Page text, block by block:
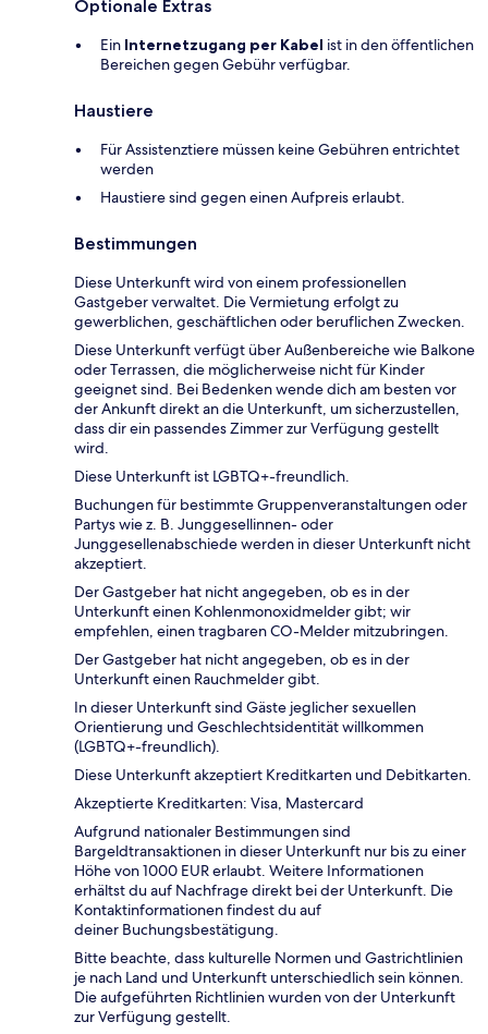
Optionale Extras
Ein Internetzugang per Kabel ist in den öffentlichen
Bereichen gegen Gebühr verfügbar.
Haustiere
Für Assistenztiere müssen keine Gebühren entrichtet
werden
Haustiere sind gegen einen Aufpreis erlaubt.
Bestimmungen
Diese Unterkunft wird von einem professionellen
Gastgeber verwaltet. Die Vermietung erfolgt zu
gewerblichen, geschäftlichen oder beruflichen Zwecken.
Diese Unterkunft verfügt über Außenbereiche wie Balkone
oder Terrassen, die möglicherweise nicht für Kinder
geeignet sind. Bei Bedenken wende dich am besten vor
der Ankunft direkt an die Unterkunft, um sicherzustellen,
dass dir ein passendes Zimmer zur Verfügung gestellt
wird.
Diese Unterkunft ist LGBTQ+-freundlich.
Buchungen für bestimmte Gruppenveranstaltungen oder
Partys wie z. B. Junggesellinnen- oder
Junggesellenabschiede werden in dieser Unterkunft nicht
akzeptiert.
Der Gastgeber hat nicht angegeben, ob es in der
Unterkunft einen Kohlenmonoxidmelder gibt; wir
empfehlen, einen tragbaren CO-Melder mitzubringen.
Der Gastgeber hat nicht angegeben, ob es in der
Unterkunft einen Rauchmelder gibt.
In dieser Unterkunft sind Gäste jeglicher sexuellen
Orientierung und Geschlechtsidentität willkommen
(LGBTQ+-freundlich).
Diese Unterkunft akzeptiert Kreditkarten und Debitkarten.
Akzeptierte Kreditkarten: Visa, Mastercard
Aufgrund nationaler Bestimmungen sind
Bargeldtransaktionen in dieser Unterkunft nur bis zu einer
Höhe von 1000 EUR erlaubt. Weitere Informationen
erhältst du auf Nachfrage direkt bei der Unterkunft. Die
Kontaktinformationen findest du auf
deiner Buchungsbestätigung.
Bitte beachte, dass kulturelle Normen und Gastrichtlinien
je nach Land und Unterkunft unterschiedlich sein können.
Die aufgeführten Richtlinien wurden von der Unterkunft
zur Verfügung gestellt.